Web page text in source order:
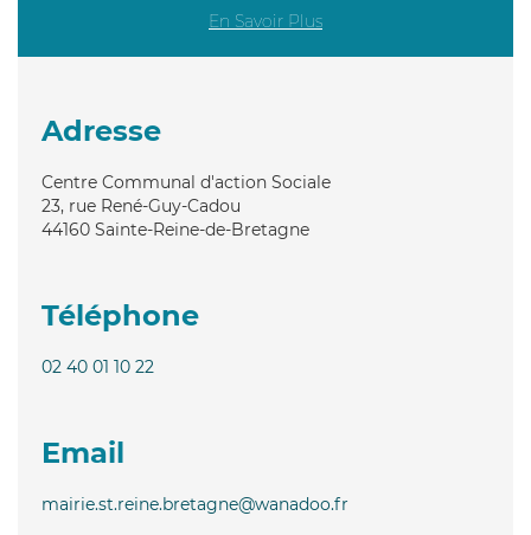
En Savoir Plus
Adresse
Centre Communal d'action Sociale
23, rue René-Guy-Cadou
44160 Sainte-Reine-de-Bretagne
Téléphone
02 40 01 10 22
Email
mairie.st.reine.bretagne@wanadoo.fr